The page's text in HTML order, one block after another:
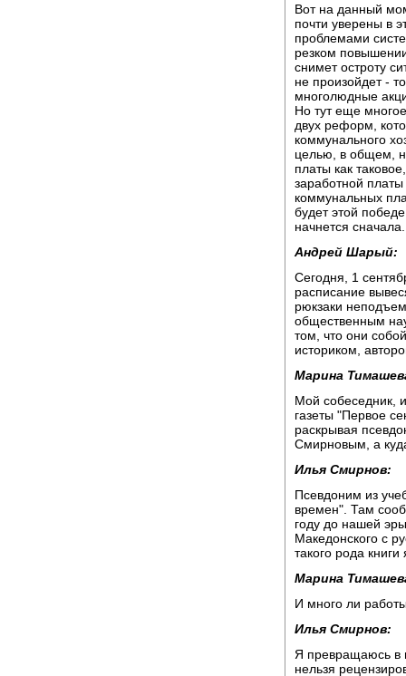
Вот на данный
почти уверены в
проблемами
резком
снимет остроту
не произойдет -
многолюдные
Но тут еще
двух реформ,
коммунального
целью, в общем,
платы как
заработной
коммунальных
будет этой
начнется сначала.
Андрей Шарый:
Сегодня, 1
расписание
рюкзаки
общественным
том, что они
историком,
Марина
Мой собеседник,
газеты "Первое
раскрывая
Смирновым, а
Илья Смирнов:
Псевдоним из
времен". Там
году до нашей
Македонского с
такого рода
Марина
И много ли
Илья Смирнов:
Я превращаюсь в
нельзя